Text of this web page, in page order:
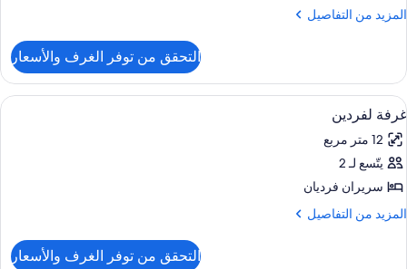
المزيد من التفاصيل
المزيد
غرفة
فردية
التحقق من توفر الغرف والأسعار
استعراض
جميع
صور
غرفة
لفردين
ميني بار وخزنة داخل الغرفة ومكتب
7
غرفة لفردين
12 متر مربع
يتّسع لـ 2
سريران فرديان
المزيد من التفاصيل
المزيد
التحقق من توفر الغرف والأسعار